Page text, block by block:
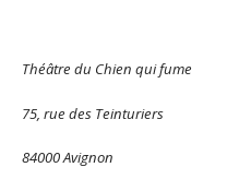
Théâtre du Chien qui fume
75, rue des Teinturiers
84000 Avignon